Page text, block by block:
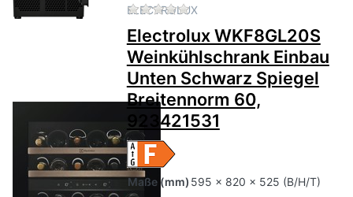
ELECTROLUXZu diesem Produkt liegen
Electrolux WKF8GL20S
Weinkühlschrank Einbau
Unten Schwarz Spiegel
Breitennorm 60,
923421531
Maße (mm) 595 x 820 x 525 (B/H/T)